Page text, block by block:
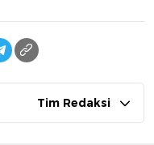
Tim Redaksi